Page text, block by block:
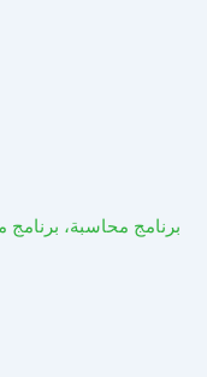
برنامج محاسبة،